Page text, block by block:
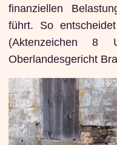
finanziellen
führt. So
(Aktenzeichen 8
Oberlandesgericht